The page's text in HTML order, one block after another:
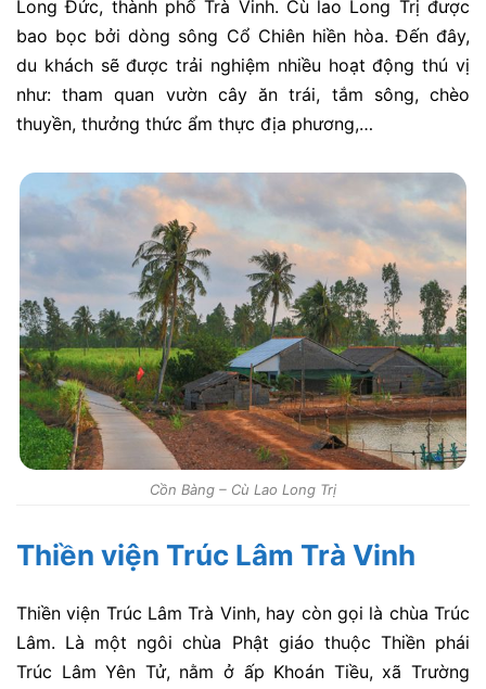
Long Đức, thành phố Trà Vinh. Cù lao Long Trị được
bao bọc bởi dòng sông Cổ Chiên hiền hòa. Đến đây,
du khách sẽ được trải nghiệm nhiều hoạt động thú vị
như: tham quan vườn cây ăn trái, tắm sông, chèo
thuyền, thưởng thức ẩm thực địa phương,…
Cồn Bàng – Cù Lao Long Trị
Thiền viện Trúc Lâm Trà Vinh
Thiền viện Trúc Lâm Trà Vinh, hay còn gọi là chùa Trúc
Lâm. Là một ngôi chùa Phật giáo thuộc Thiền phái
Trúc Lâm Yên Tử, nằm ở ấp Khoán Tiều, xã Trường